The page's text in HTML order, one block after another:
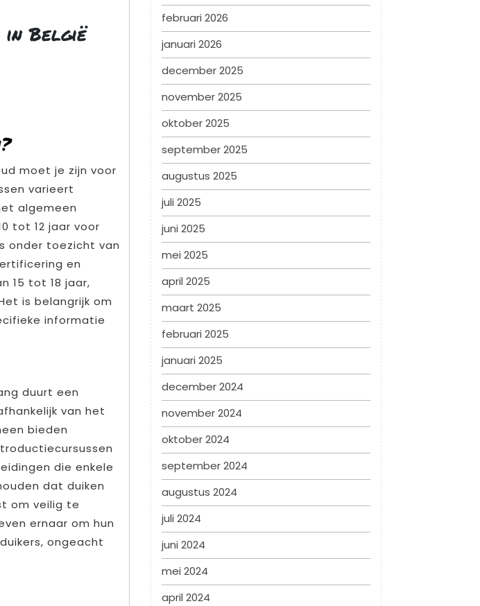
in België
moet je zijn voor
varieert
algemeen
tot 12 jaar voor
onder toezicht van
en
15 tot 18 jaar,
is belangrijk om
informatie
duurt een
van het
bieden
die enkele
dat duiken
om veilig te
ernaar om hun
ongeacht
februari 2026
januari 2026
december 2025
november 2025
oktober 2025
september 2025
augustus 2025
juli 2025
juni 2025
mei 2025
april 2025
maart 2025
februari 2025
januari 2025
december 2024
november 2024
oktober 2024
september 2024
augustus 2024
juli 2024
juni 2024
mei 2024
april 2024